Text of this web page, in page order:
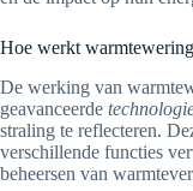
Hoe werkt
De werking van
geavanceerde
straling te reflecteren.
verschillende functies
beheersen van